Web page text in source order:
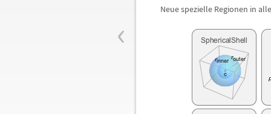
‹
Neue spezielle Regionen in